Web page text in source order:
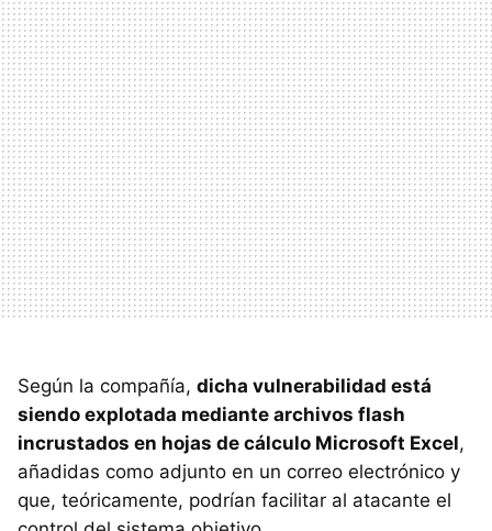
Según la compañía, dicha vulnerabilidad está
siendo explotada mediante archivos flash
incrustados en hojas de cálculo Microsoft Excel,
añadidas como adjunto en un correo electrónico y
que, teóricamente, podrían facilitar al atacante el